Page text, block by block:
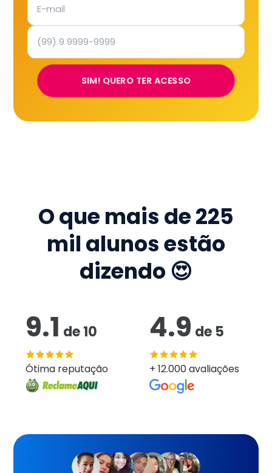
SIM! QUERO TER ACESSO
O que mais de225
mil alunos estão
dizendo 😍
9.1 de10
Ótima reputação
4.9 de 5
+ 12.000 avaliações